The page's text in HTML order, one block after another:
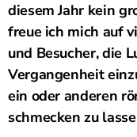
diesem Jahr kein
freue ich mich auf
und Besucher, die
Vergangenheit
ein oder anderen
schmecken zu